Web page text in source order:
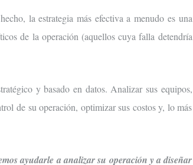
la estrategia más efectiva a menudo es una
de la operación (aquellos cuya falla detendría
y basado en datos. Analizar sus equipos,
de su operación, optimizar sus costos y, lo más
ayudarle a analizar su operación y a diseñar